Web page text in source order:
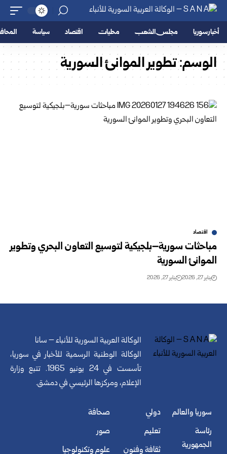
أخبار سوريا مجلس الشعب محليات اقتصاد سياسة
الوسم:تطوير الموانئ السورية
اقتصاد
مباحثات سورية–بلجيكية لتوسيع التعاون البحري وتطوير
الموانئ السورية
يناير 27, 2026 يناير 27, 2026
الوكالة العربية السورية للأنباء – سانا
الوكالة الوطنية الرسمية للأخبار في سوريا،
تأسست في 24 يونيو 1965. تتبع وزارة
الإعلام، ومركزها الرئيسي في دمشق.
سوريا والعالم
رئاسة
الجمهورية
دولي
تعليم
ثقافة وفنون
صحافة
صور
علوم وتكنولوجيا